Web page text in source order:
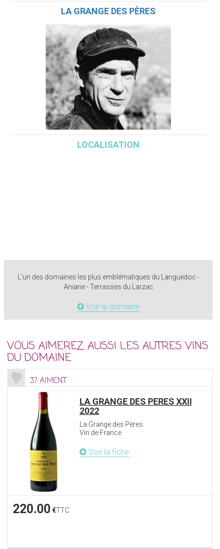
LA GRANGE DES PÈRES
LOCALISATION
L'un des domaines les plus emblématiques du Languedoc -
Aniane - Terrasses du Larzac
Voir le domaine
VOUS AIMEREZ AUSSI LES AUTRES VINS
DU DOMAINE
37 AIMENT
LA GRANGE DES PERES XXII
2022
La Grange des Pères
Vin de France
Voir la fiche
220.00 €TTC